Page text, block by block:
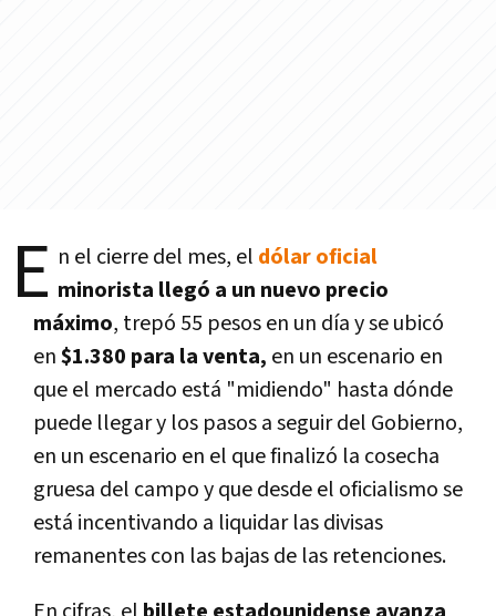
E n el cierre del mes, el dólar oficial
minorista llegó a un nuevo precio
máximo, trepó 55 pesos en un día y se ubicó
en$1.380 para la venta, en un escenario en
que el mercado está "midiendo" hasta dónde
puede llegar y los pasos a seguir del Gobierno,
en un escenario en el que finalizó la cosecha
gruesa del campo y que desde el oficialismo se
está incentivando a liquidar las divisas
remanentes con las bajas de las retenciones.